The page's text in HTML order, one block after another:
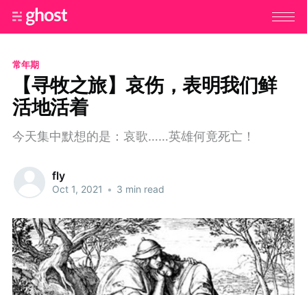
常年期
【寻牧之旅】哀伤，表明我们鲜
活地活着
今天集中默想的是：哀歌……英雄何竟死亡！
fly
Oct 1, 2021 • 3 min read